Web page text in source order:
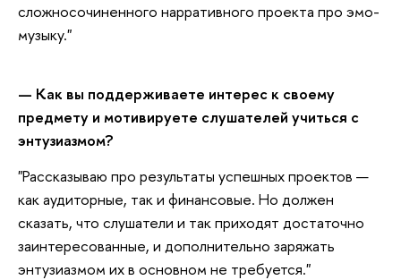
сложносочиненного нарративного проекта про эмо-
музыку."
— Как вы поддерживаете интерес к своему
предмету и мотивируете слушателей учиться с
энтузиазмом?
"Рассказываю про результаты успешных проектов —
как аудиторные, так и финансовые. Но должен
сказать, что слушатели и так приходят достаточно
заинтересованные, и дополнительно заряжать
энтузиазмом их в основном не требуется."